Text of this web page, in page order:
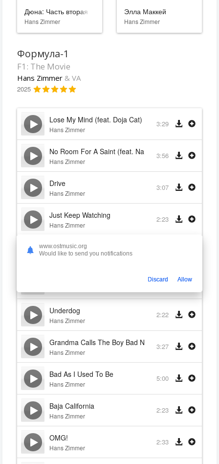
Дюна: Часть вторая
Hans Zimmer
Элла Маккей
Hans Zimmer
Формула-1
F1: The Movie
Hans Zimmer & VA
2025
Lose My Mind (feat. Doja Cat)
Hans Zimmer
3:29
No Room For A Saint (feat. Nathan Nicholson)
Hans Zimmer
3:56
Drive
Hans Zimmer
3:07
Just Keep Watching
Hans Zimmer
2:23
Messy
Hans Zimmer
3:06
Underdog
Hans Zimmer
2:22
Grandma Calls The Boy Bad News
Hans Zimmer
3:27
Bad As I Used To Be
Hans Zimmer
5:00
Baja California
Hans Zimmer
2:23
OMG!
Hans Zimmer
2:33
www.ostmusic.org
Would like to send you notifications
Discard Allow